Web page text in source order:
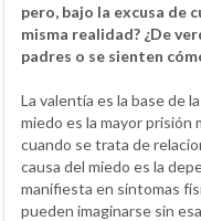
pero, bajo la excusa de
misma realidad? ¿De
padres o se sienten
La valentía es la base de
miedo es la mayor prisión
cuando se trata de
causa del miedo es la
manifiesta en síntomas
pueden imaginarse sin